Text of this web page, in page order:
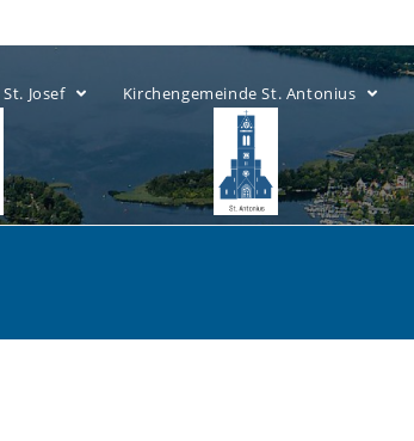
Josef Kirchengemeinde St. Antonius